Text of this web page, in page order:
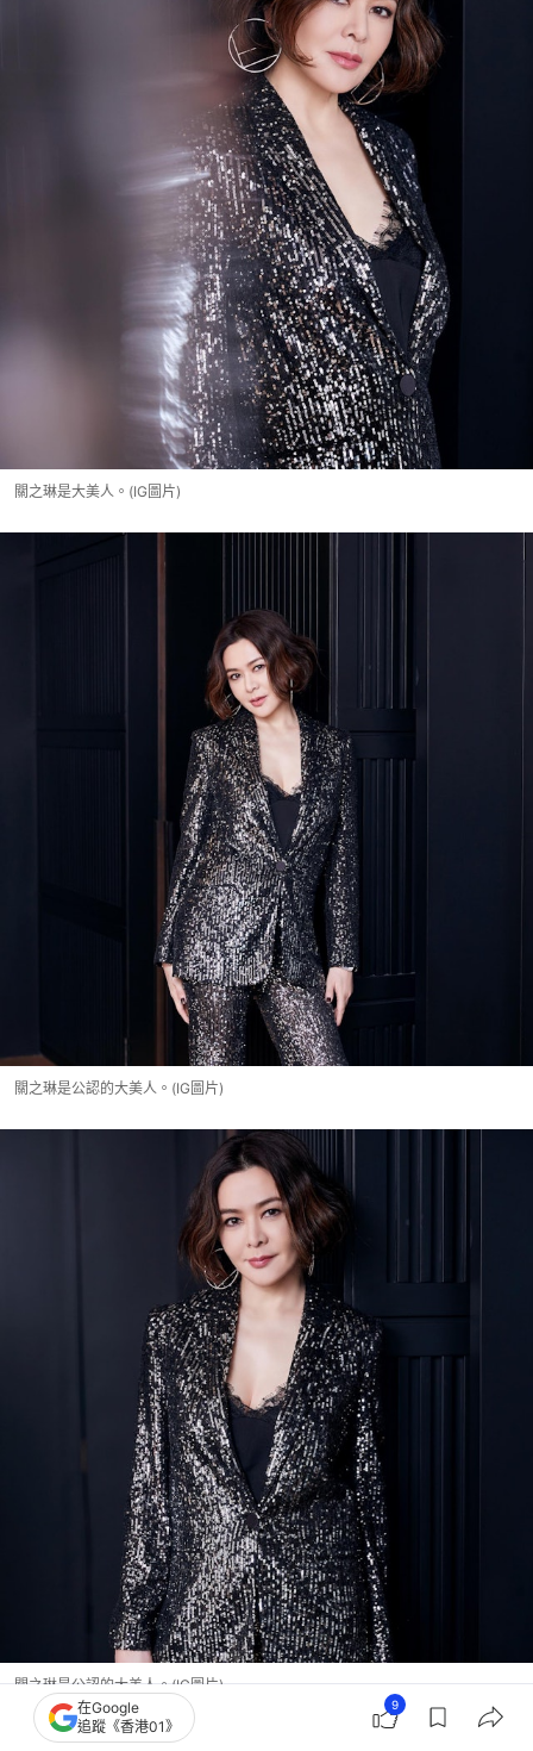
關之琳是大美人。(IG圖片)
關之琳是公認的大美人。(IG圖片)
關之琳是公認的大美人。(IG圖片)
在Google
追蹤《香港01》
9